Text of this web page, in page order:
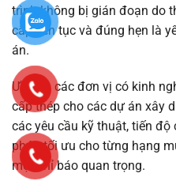
trình không bị gián đoạn do
cấp liên tục và đúng hẹn là
án.
Ưu tiên các đơn vị có kinh
cấp thép cho các dự án xây
các yêu cầu kỹ thuật, tiến
pháp tối ưu cho từng hạng
một chỉ báo quan trọng.